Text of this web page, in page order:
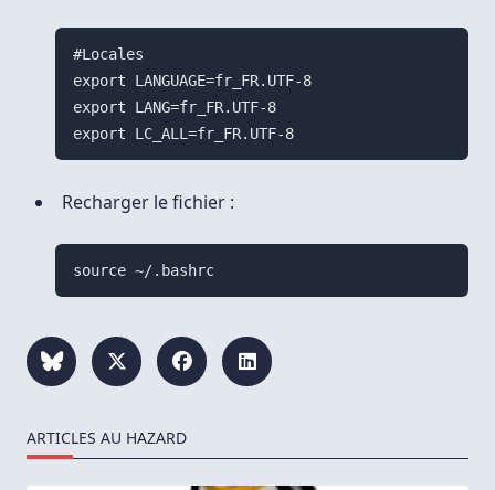
#Locales
export LANGUAGE=fr_FR.UTF-8
export LANG=fr_FR.UTF-8
export LC_ALL=fr_FR.UTF-8
Recharger le fichier :
source ~/.bashrc
ARTICLES AU HAZARD